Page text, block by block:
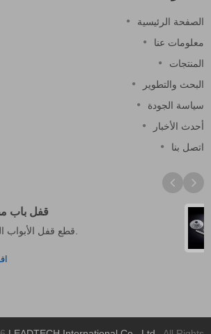
الصفحة الرئيسية
معلومات عنا
المنتجات
البحث والتطوير
سياسة الجودة
أحدث الأخبار
اتصل بنا
قفل باب